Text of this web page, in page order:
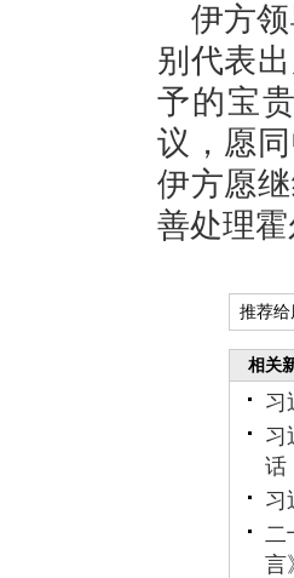
伊方
别代表
予的宝
议，愿
伊方愿
善处理
推荐给
相关
习
习
话
习
二
言